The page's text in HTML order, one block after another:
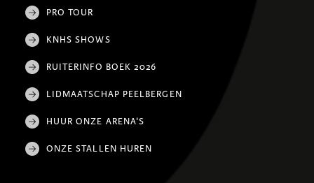
PRO TOUR
KNHS SHOWS
RUITERINFO BOEK 2026
LIDMAATSCHAP PEELBERGEN
HUUR ONZE ARENA'S
ONZE STALLEN HUREN